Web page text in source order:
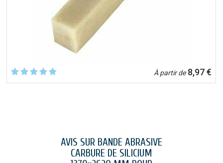
À partir de8,97 €
AVIS SUR BANDE ABRASIVE
CARBURE DE SILICIUM